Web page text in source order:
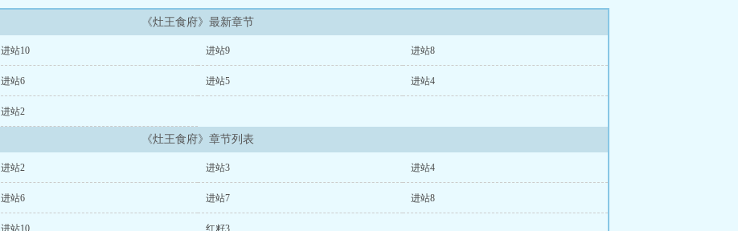
《灶王食府》最新章节
进站10 进站9 进站8
进站6 进站5 进站4
进站2
《灶王食府》章节列表
进站2 进站3 进站4
进站6 进站7 进站8
进站10 红籽3